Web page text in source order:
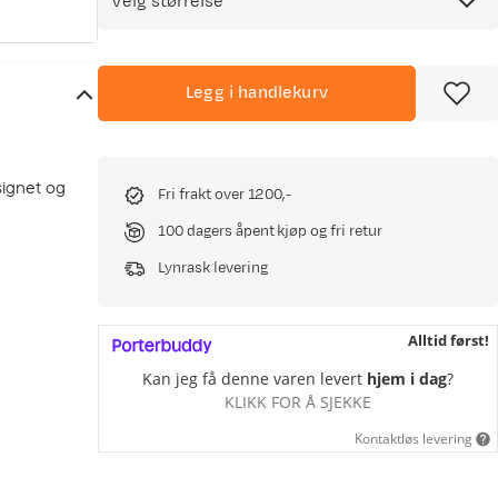
og
Legg i handlekurv
Fri frakt over 1200,-
100 dagers åpent kjøp og fri retur
Lynrask levering
Alltid først!
Kan jeg få denne varen levert hjem i dag?
KLIKK FOR Å SJEKKE
Kontaktløs levering